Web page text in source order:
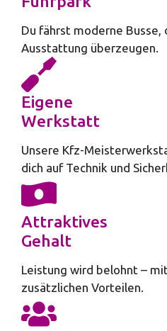
Du fährst moderne
Ausstattung überzeugen.
Eigene
Werkstatt
Unsere Kfz-
dich auf Technik und
Attraktives
Gehalt
Leistung wird belohnt –
zusätzlichen Vorteilen.